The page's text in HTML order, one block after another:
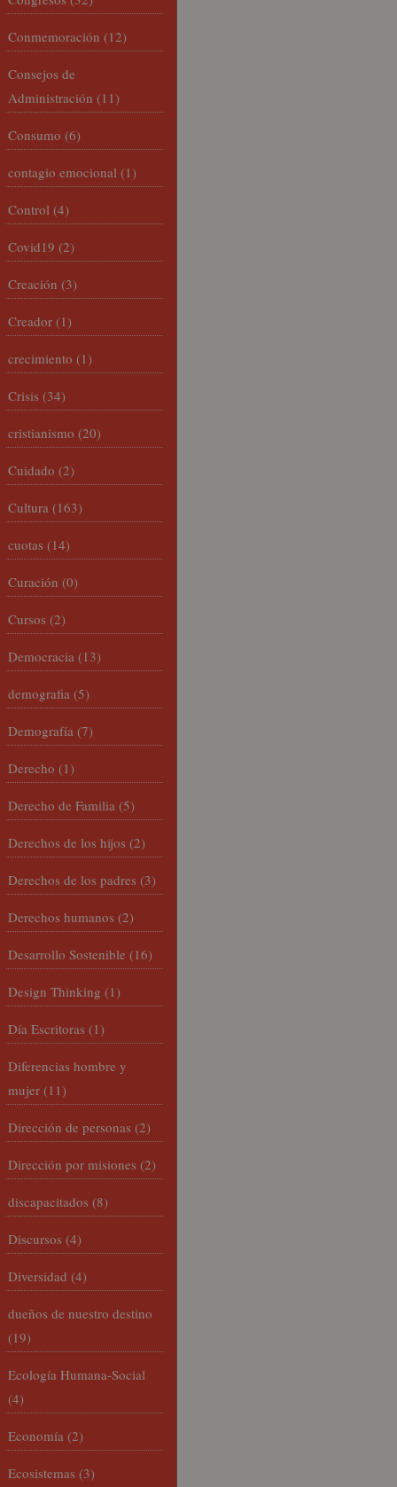
Conmemoración (12)
Consejos de
Administración (11)
Consumo (6)
contagio emocional (1)
Control (4)
Covid19 (2)
Creación (3)
Creador (1)
crecimiento (1)
Crisis (34)
cristianismo (20)
Cuidado (2)
Cultura (163)
cuotas (14)
Curación (0)
Cursos (2)
Democracia (13)
demografia (5)
Demografía (7)
Derecho (1)
Derecho de Familia (5)
Derechos de los hijos (2)
Derechos de los padres (3)
Derechos humanos (2)
Desarrollo Sostenible (16)
Design Thinking (1)
Día Escritoras (1)
Diferencias hombre y
mujer (11)
Dirección de personas (2)
Dirección por misiones (2)
discapacitados (8)
Discursos (4)
Diversidad (4)
dueños de nuestro destino
(19)
Ecología Humana-Social
(4)
Economía (2)
Ecosistemas (3)